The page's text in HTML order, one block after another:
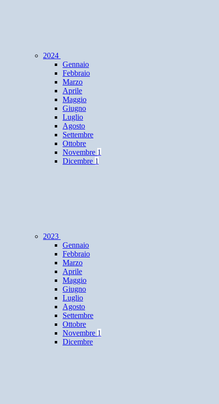
2024
Gennaio
Febbraio
Marzo
Aprile
Maggio
Giugno
Luglio
Agosto
Settembre
Ottobre
Novembre 1
Dicembre 1
2023
Gennaio
Febbraio
Marzo
Aprile
Maggio
Giugno
Luglio
Agosto
Settembre
Ottobre
Novembre 1
Dicembre